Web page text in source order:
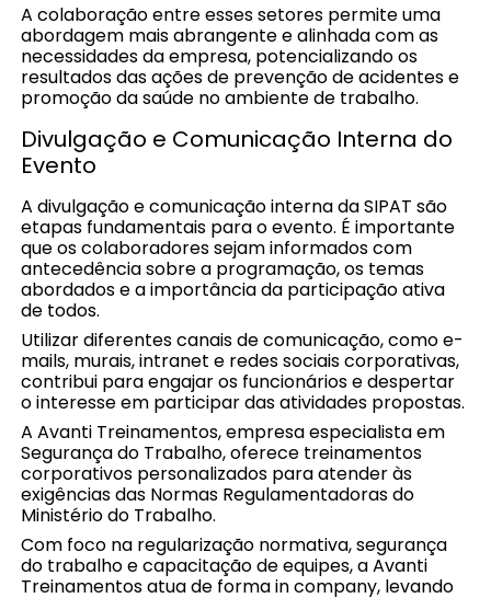
A colaboração entre esses setores permite uma
abordagem mais abrangente e alinhada com as
necessidades da empresa, potencializando os
resultados das ações de prevenção de acidentes e
promoção da saúde no ambiente de trabalho.
Divulgação e Comunicação Interna do
Evento
A divulgação e comunicação interna da SIPAT são
etapas fundamentais para o evento. É importante
que os colaboradores sejam informados com
antecedência sobre a programação, os temas
abordados e a importância da participação ativa
de todos.
Utilizar diferentes canais de comunicação, como e-
mails, murais, intranet e redes sociais corporativas,
contribui para engajar os funcionários e despertar
o interesse em participar das atividades propostas.
A Avanti Treinamentos, empresa especialista em
Segurança do Trabalho, oferece treinamentos
corporativos personalizados para atender às
exigências das Normas Regulamentadoras do
Ministério do Trabalho.
Com foco na regularização normativa, segurança
do trabalho e capacitação de equipes, a Avanti
Treinamentos atua de forma in company, levando